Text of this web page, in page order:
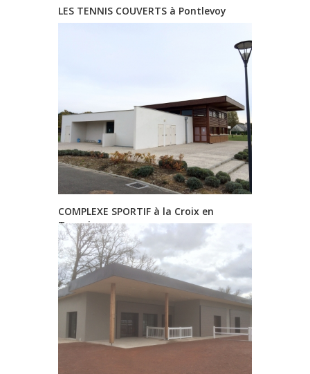
LES TENNIS COUVERTS à Pontlevoy
COMPLEXE SPORTIF à la Croix en
Touraine